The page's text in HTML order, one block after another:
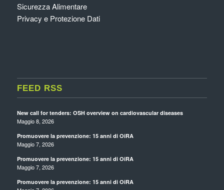
Sicurezza Alimentare
Privacy e Protezione Dati
FEED RSS
New call for tenders: OSH overview on cardiovascular diseases
Maggio 8, 2026
Promuovere la prevenzione: 15 anni di OiRA
Maggio 7, 2026
Promuovere la prevenzione: 15 anni di OiRA
Maggio 7, 2026
Promuovere la prevenzione: 15 anni di OiRA